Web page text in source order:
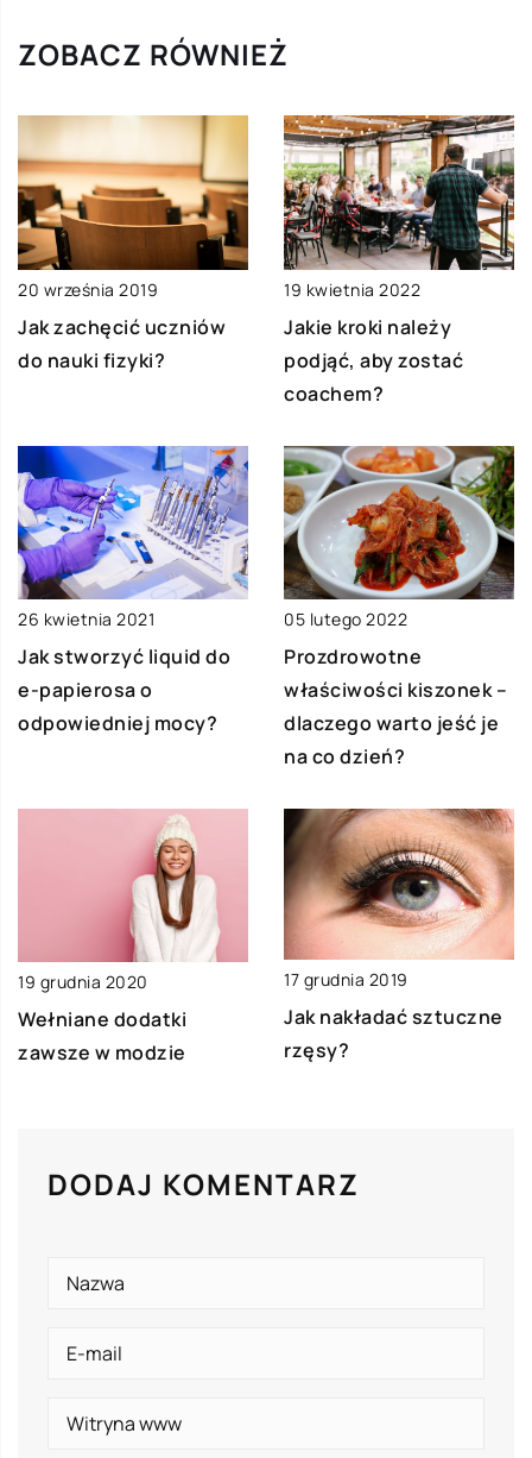
ZOBACZ RÓWNIEŻ
20 września 2019
Jak zachęcić uczniów
do nauki fizyki?
19 kwietnia 2022
Jakie kroki należy
podjąć, aby zostać
coachem?
26 kwietnia 2021
Jak stworzyć liquid do
e-papierosa o
odpowiedniej mocy?
05 lutego 2022
Prozdrowotne
właściwości kiszonek –
dlaczego warto jeść je
na co dzień?
19 grudnia 2020
Wełniane dodatki
zawsze w modzie
17 grudnia 2019
Jak nakładać sztuczne
rzęsy?
DODAJ KOMENTARZ